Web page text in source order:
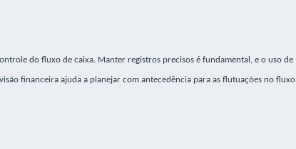
do fluxo de caixa. Manter registros precisos é fundamental, e o uso de
financeira ajuda a planejar com antecedência para as flutuações no fluxo